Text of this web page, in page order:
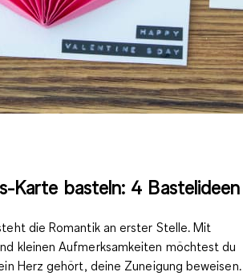
Karte basteln: 4
die Romantik an erster Stelle. Mit
kleinen Aufmerksamkeiten möchtest du
Herz gehört, deine Zuneigung beweisen.